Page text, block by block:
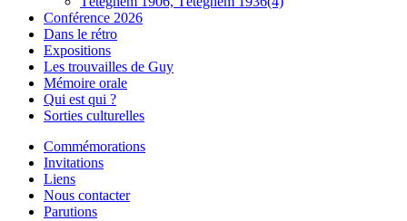
Conférence 2026
Dans le rétro
Expositions
Les trouvailles de Guy
Mémoire orale
Qui est qui ?
Sorties culturelles
Commémorations
Invitations
Liens
Nous contacter
Parutions